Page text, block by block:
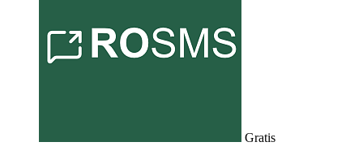
Gratis